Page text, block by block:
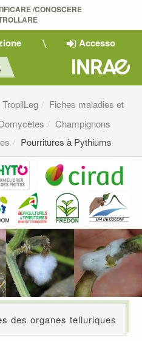
/CONOSCERE
Accesso
TropilLeg
Fiches maladies et
Champignons
Pourritures à Pythiums
des organes telluriques